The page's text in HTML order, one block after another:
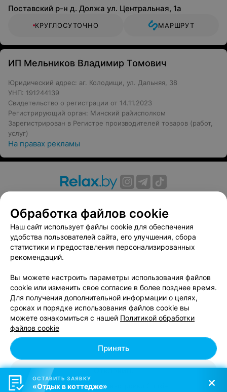
Поставский р-н д. Должа ул. Центральная, 1а
КРУГЛОСУТОЧНО МАРШРУТ
ИП Мельников Владимир Томович
Юридический адрес: аг. Колодищи, ул. Дальняя, 38
УНП: 191244139
Свидетельство о регистрации от 14.11.2023
Регистрирующий орган: Минский райисполком
Зарегистрирован в Регистре производителей товаров (работ,
услуг)
На правах рекламы
Вакансии
Публичный договор
Способы оплаты
Публичный договор по использованию сервиса
«Афиша»
Пользовательское соглашение
Связаться по вопросам сотрудничества
Написать руководителю relax.by
Персональные настройки cookie
Обработка персональных данных
© 2026 ООО «Артокс Лаб», УНП 191700409, регистрирующий орган -
Минский горисполком| 220012, Республика Беларусь, г. Минск,
улица Толбухина, 2, пом. 16 | info@relax.by
Обработка файлов cookie
Наш сайт использует файлы cookie для обеспечения
удобства пользователей сайта, его улучшения, сбора
статистики и предоставления персонализированных
рекомендаций.
Вы можете настроить параметры использования файлов
cookie или изменить свое согласие в более позднее время.
Для получения дополнительной информации о целях,
сроках и порядке использования файлов cookie вы
можете ознакомиться с нашей Политикой обработки
файлов cookie
Отклонить
Принять
Персональные настройки Cookie
ОСТАВИТЬ ЗАЯВКУ
«Отдых в коттедже»